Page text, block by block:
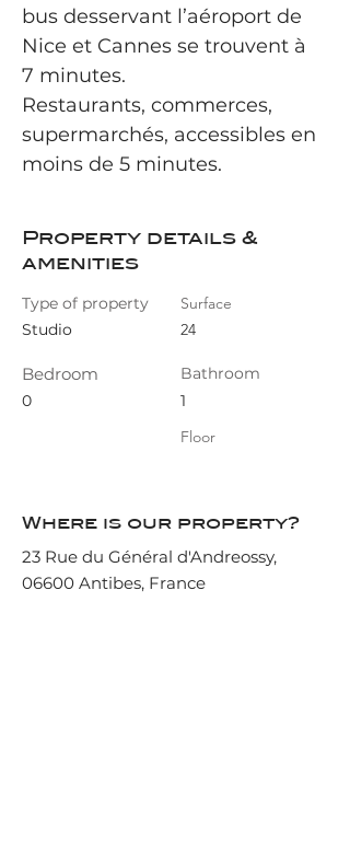
bus desservant l’aéroport de
Nice et Cannes se trouvent à
7 minutes.
Restaurants, commerces,
supermarchés, accessibles en
moins de 5 minutes.
Property details &
amenities
Type of property
Studio
Bedroom
0
Surface
24
Bathroom
1
Floor
Where is our property?
23 Rue du Général d'Andreossy,
06600 Antibes, France